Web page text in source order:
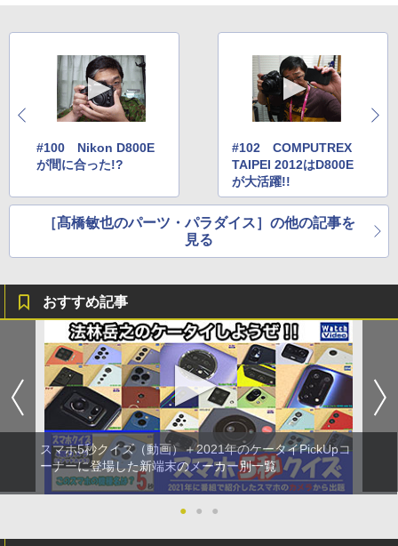
#100 Nikon D800E
が間に合った!?
#102 COMPUTREX
TAIPEI 2012はD800E
が大活躍!!
［髙橋敏也のパーツ・パラダイス］の他の記事を
見る
おすすめ記事
スマホ5秒クイズ（動画）＋2021年のケータイPickUpコ
ーナーに登場した新端末のメーカー別一覧
● ● ●